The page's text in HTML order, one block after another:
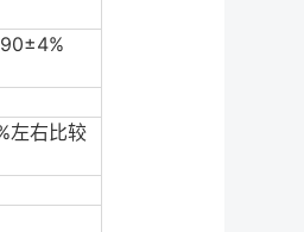
90±4%
左右比较